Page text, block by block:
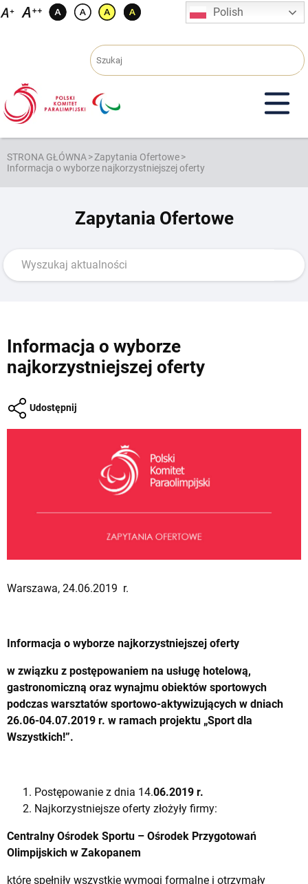
Przejdź
Polish
STRONA GŁÓWNA>Zapytania Ofertowe>
Informacja o wyborze najkorzystniejszej oferty
Zapytania Ofertowe
Informacja o wyborze
najkorzystniejszej oferty
Udostępnij
Warszawa, 24.06.2019 r.
Informacja o wyborze najkorzystniejszej oferty
w związku z postępowaniem na usługę hotelową,
gastronomiczną oraz wynajmu obiektów sportowych
podczas warsztatów sportowo-aktywizujących w dniach
26.06-04.07.2019 r. w ramach projektu „Sport dla
Wszystkich!”.
Postępowanie z dnia 14.06.2019 r.
Najkorzystniejsze oferty złożyły firmy:
Centralny Ośrodek Sportu – Ośrodek Przygotowań
Olimpijskich w Zakopanem
które spełniły wszystkie wymogi formalne i otrzymały